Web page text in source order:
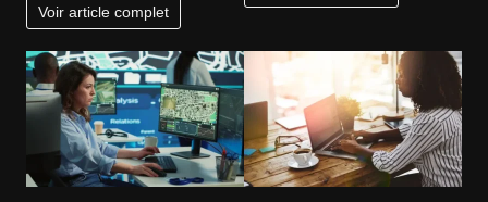
Voir article complet